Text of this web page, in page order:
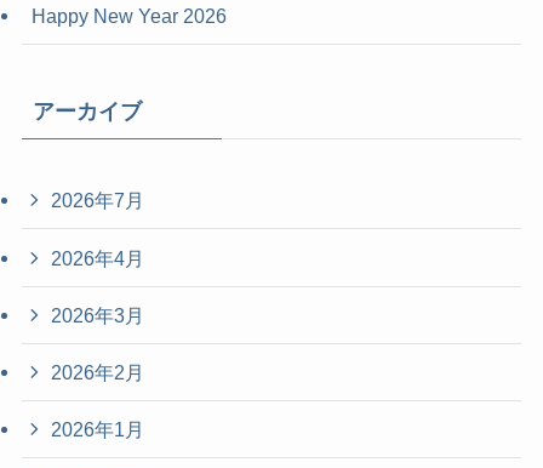
Happy New Year 2026
アーカイブ
2026年7月
2026年4月
2026年3月
2026年2月
2026年1月